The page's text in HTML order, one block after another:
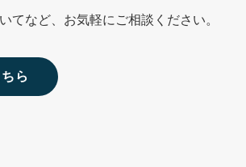
てなど、お気軽にご相談ください。
ら